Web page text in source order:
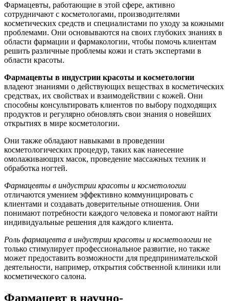
Фармацевты, работающие в этой сфере, активно
сотрудничают с косметологами, производителями
косметических средств и специалистами по уходу за кожными
проблемами. Они основываются на своих глубоких знаниях в
области фармации и фармакологии, чтобы помочь клиентам
решить различные проблемы кожи и стать экспертами в
области красоты.
Фармацевты в индустрии красоты и косметологии
владеют знаниями о действующих веществах в косметических
средствах, их свойствах и взаимодействии с кожей. Они
способны консультировать клиентов по выбору подходящих
продуктов и регулярно обновлять свои знания о новейших
открытиях в мире косметологии.
Они также обладают навыками в проведении
косметологических процедур, таких как нанесение
омолаживающих масок, проведение массажных техник и
обработка ногтей.
Фармацевты в индустрии красоты и косметологии
отличаются умением эффективно коммуницировать с
клиентами и создавать доверительные отношения. Они
понимают потребности каждого человека и помогают найти
индивидуальные решения для каждого клиента.
Роль фармацевта в индустрии красоты и косметологии не
только стимулирует профессиональное развитие, но также
может предоставить возможности для предпринимательской
деятельности, например, открытия собственной клиники или
косметического салона.
Фармацевт в научно-